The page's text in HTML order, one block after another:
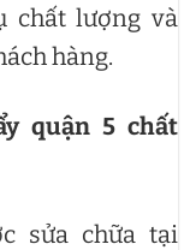
chất lượng và
hàng.
quận 5 chất
sửa chữa tại